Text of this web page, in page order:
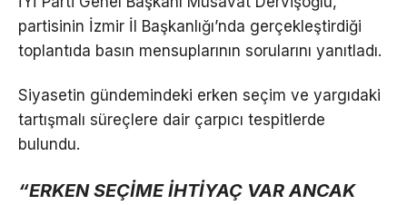
partisinin İzmir İl Başkanlığı’nda gerçekleştirdiği
toplantıda basın mensuplarının sorularını yanıtladı.
Siyasetin gündemindeki erken seçim ve yargıdaki
tartışmalı süreçlere dair çarpıcı tespitlerde
bulundu.
“ERKEN SEÇİME İHTİYAÇ VAR ANCAK